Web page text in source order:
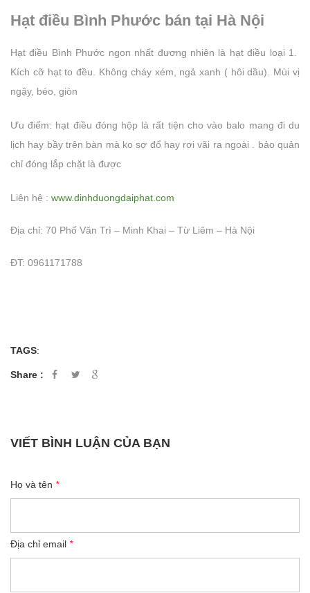
Hạt điều Bình Phước bán tại Hà Nội
Hạt điều Bình Phước ngon nhất đương nhiên là hạt điều loại 1.
Kích cỡ hạt to đều. Không cháy xém, ngả xanh ( hôi dầu). Mùi vị
ngậy, béo, giòn
Ưu điểm: hạt điều đóng hộp là rất tiện cho vào balo mang đi du
lịch hay bầy trên bàn mà ko sợ đổ hay rơi vãi ra ngoài . bảo quản
chỉ đóng lắp chặt là được
Liên hệ : www.dinhduongdaiphat.com
Địa chỉ: 70 Phố Văn Trì – Minh Khai – Từ Liêm – Hà Nội
ĐT: 0961171788
TAGS:
Share :
VIẾT BÌNH LUẬN CỦA BẠN
Họ và tên *
Địa chỉ email *